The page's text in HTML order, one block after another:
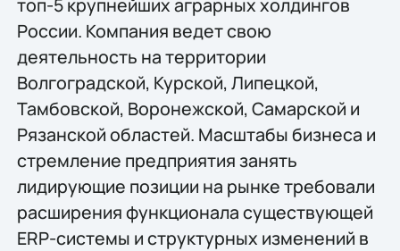
топ-5 крупнейших аграрных холдингов
России. Компания ведет свою
деятельность на территории
Волгоградской, Курской, Липецкой,
Тамбовской, Воронежской, Самарской и
Рязанской областей. Масштабы бизнеса и
стремление предприятия занять
лидирующие позиции на рынке требовали
расширения функционала существующей
ERP-системы и структурных изменений в